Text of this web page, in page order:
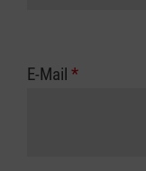
E-Mail *